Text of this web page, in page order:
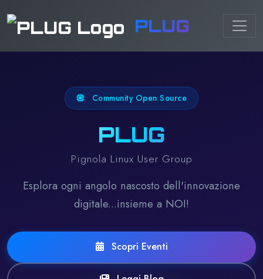
PLUG
Community Open Source
PLUG
Pignola Linux User Group
Esplora ogni angolo nascosto dell'innovazione
digitale...insieme a NOI!
Scopri Eventi